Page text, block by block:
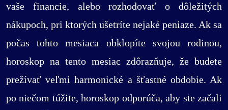
vaše financie, alebo rozhodovať o dôležitých
nákupoch, pri ktorých ušetríte nejaké peniaze. Ak sa
počas tohto mesiaca obklopíte svojou rodinou,
horoskop na tento mesiac zdôrazňuje, že budete
prežívať veľmi harmonické a šťastné obdobie. Ak
po niečom túžite, horoskop odporúča, aby ste začali